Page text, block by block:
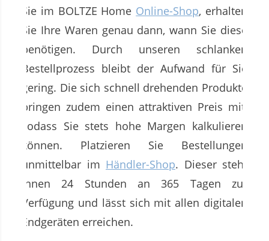
Sie im BOLTZE Home Online-Shop, erhalten
Sie Ihre Waren genau dann, wann Sie diese
benötigen. Durch unseren schlanken
Bestellprozess bleibt der Aufwand für Sie
gering. Die sich schnell drehenden Produkte
bringen zudem einen attraktiven Preis mit,
sodass Sie stets hohe Margen kalkulieren
können. Platzieren Sie Bestellungen
unmittelbar im Händler-Shop. Dieser steht
Ihnen 24 Stunden an 365 Tagen zur
Verfügung und lässt sich mit allen digitalen
Endgeräten erreichen.